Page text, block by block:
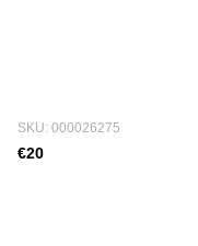
SKU: 000026275
€20